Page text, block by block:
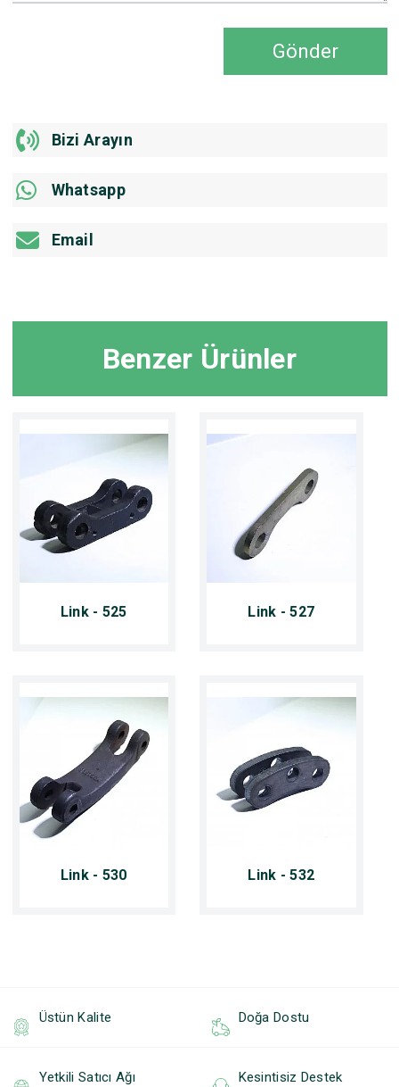
Gönder
Bizi Arayın
Whatsapp
Email
Benzer Ürünler
Link - 525 Link - 527
Link - 530 Link - 532
Üstün Kalite Doğa Dostu
Yetkili Satıcı Ağı Kesintisiz Destek